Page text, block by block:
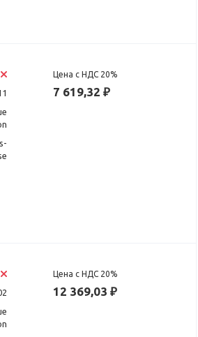
Цена с НДС 20%
7 619,32 ₽
Цена с НДС 20%
12 369,03 ₽